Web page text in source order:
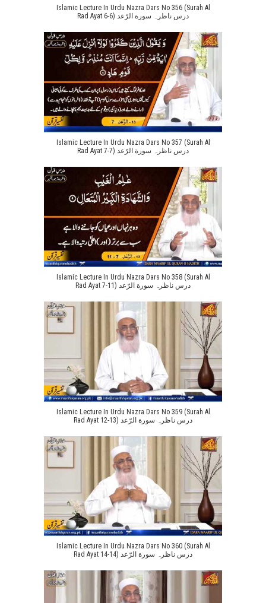
Islamic Lecture In Urdu Nazra Dars No 356 (Surah Al
Rad Ayat 6-6) درس ناظرہ سورة الرّعد
Islamic Lecture In Urdu Nazra Dars No 357 (Surah Al
Rad Ayat 7-7) درس ناظرہ سورة الرّعد
Islamic Lecture In Urdu Nazra Dars No 358 (Surah Al
Rad Ayat 7-11) درس ناظرہ سورة الرّعد
Islamic Lecture In Urdu Nazra Dars No 359 (Surah Al
Rad Ayat 12-13) درس ناظرہ سورة الرّعد
Islamic Lecture In Urdu Nazra Dars No 360 (Surah Al
Rad Ayat 14-14) درس ناظرہ سورة الرّعد